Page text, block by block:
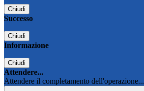
Chiudi
Successo
Chiudi
Informazione
Chiudi
Attendere...
Attendere il completamento dell'operazione...